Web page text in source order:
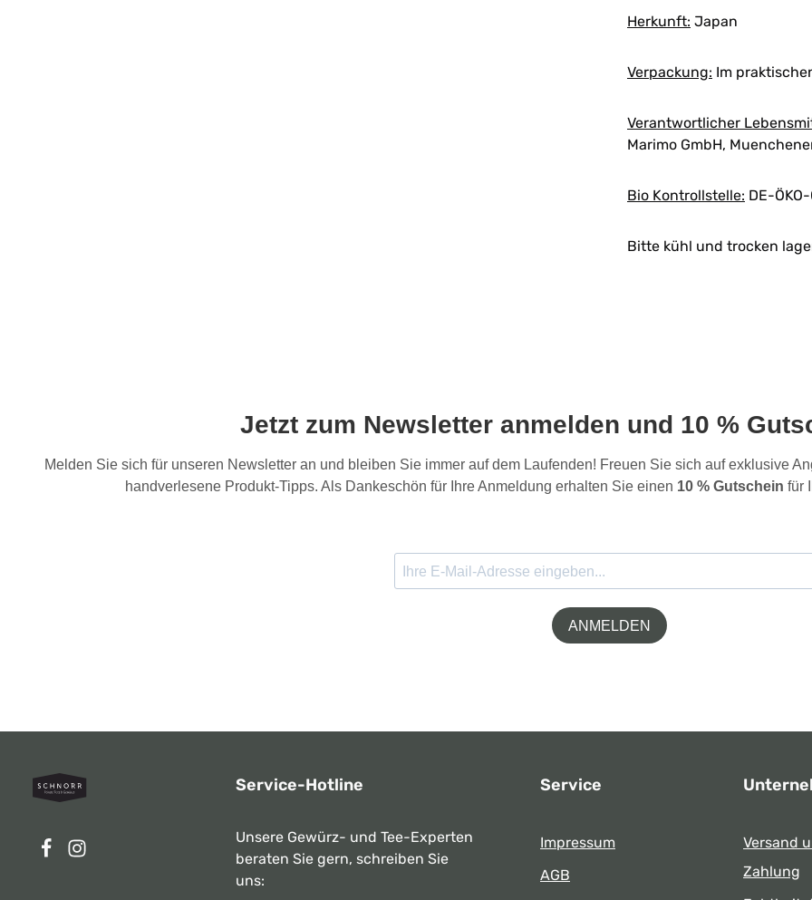
Herkunft: Japan
Verpackung: Im
Verantwortlicher
Marimo GmbH,
Bio Kontrollstelle: DE-
Bitte kühl und trocken
Jetzt zum Newsletter anmelden und 10 %
Melden Sie sich für unseren Newsletter an und bleiben Sie immer auf dem Laufenden! Freuen Sie sich auf exklusive
handverlesene Produkt-Tipps. Als Dankeschön für Ihre Anmeldung erhalten Sie einen 10 % Gutschein für
ANMELDEN
Service-Hotline
Unsere Gewürz- und Tee-Experten
beraten Sie gern, schreiben Sie
uns:
Service
Impressum
AGB
Versand
Zahlung